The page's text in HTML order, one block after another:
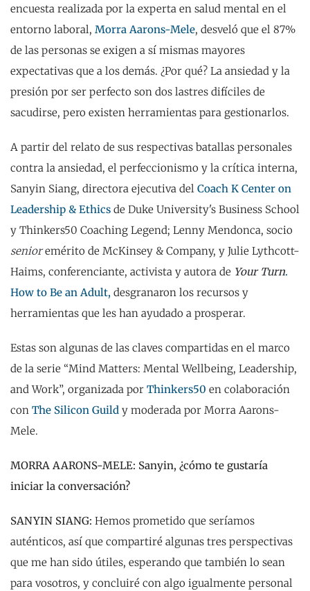
encuesta realizada por la experta en salud mental en el
entorno laboral, Morra Aarons-Mele, desveló que el 87%
de las personas se exigen a sí mismas mayores
expectativas que a los demás. ¿Por qué? La ansiedad y la
presión por ser perfecto son dos lastres difíciles de
sacudirse, pero existen herramientas para gestionarlos.
A partir del relato de sus respectivas batallas personales
contra la ansiedad, el perfeccionismo y la crítica interna,
Sanyin Siang, directora ejecutiva del Coach K Center on
Leadership & Ethics de Duke University's Business School
y Thinkers50 Coaching Legend; Lenny Mendonca, socio
senioremérito de McKinsey & Company, y Julie Lythcott-
Haims, conferenciante, activista y autora de Your Turn.
How to Be an Adult, desgranaron los recursos y
herramientas que les han ayudado a prosperar.
Estas son algunas de las claves compartidas en el marco
de la serie “Mind Matters: Mental Wellbeing, Leadership,
and Work”, organizada por Thinkers50 en colaboración
con The Silicon Guild y moderada por Morra Aarons-
Mele.
MORRA AARONS-MELE: Sanyin, ¿cómo te gustaría
iniciar la conversación?
SANYIN SIANG: Hemos prometido que seríamos
auténticos, así que compartiré algunas tres perspectivas
que me han sido útiles, esperando que también lo sean
para vosotros, y concluiré con algo igualmente personal